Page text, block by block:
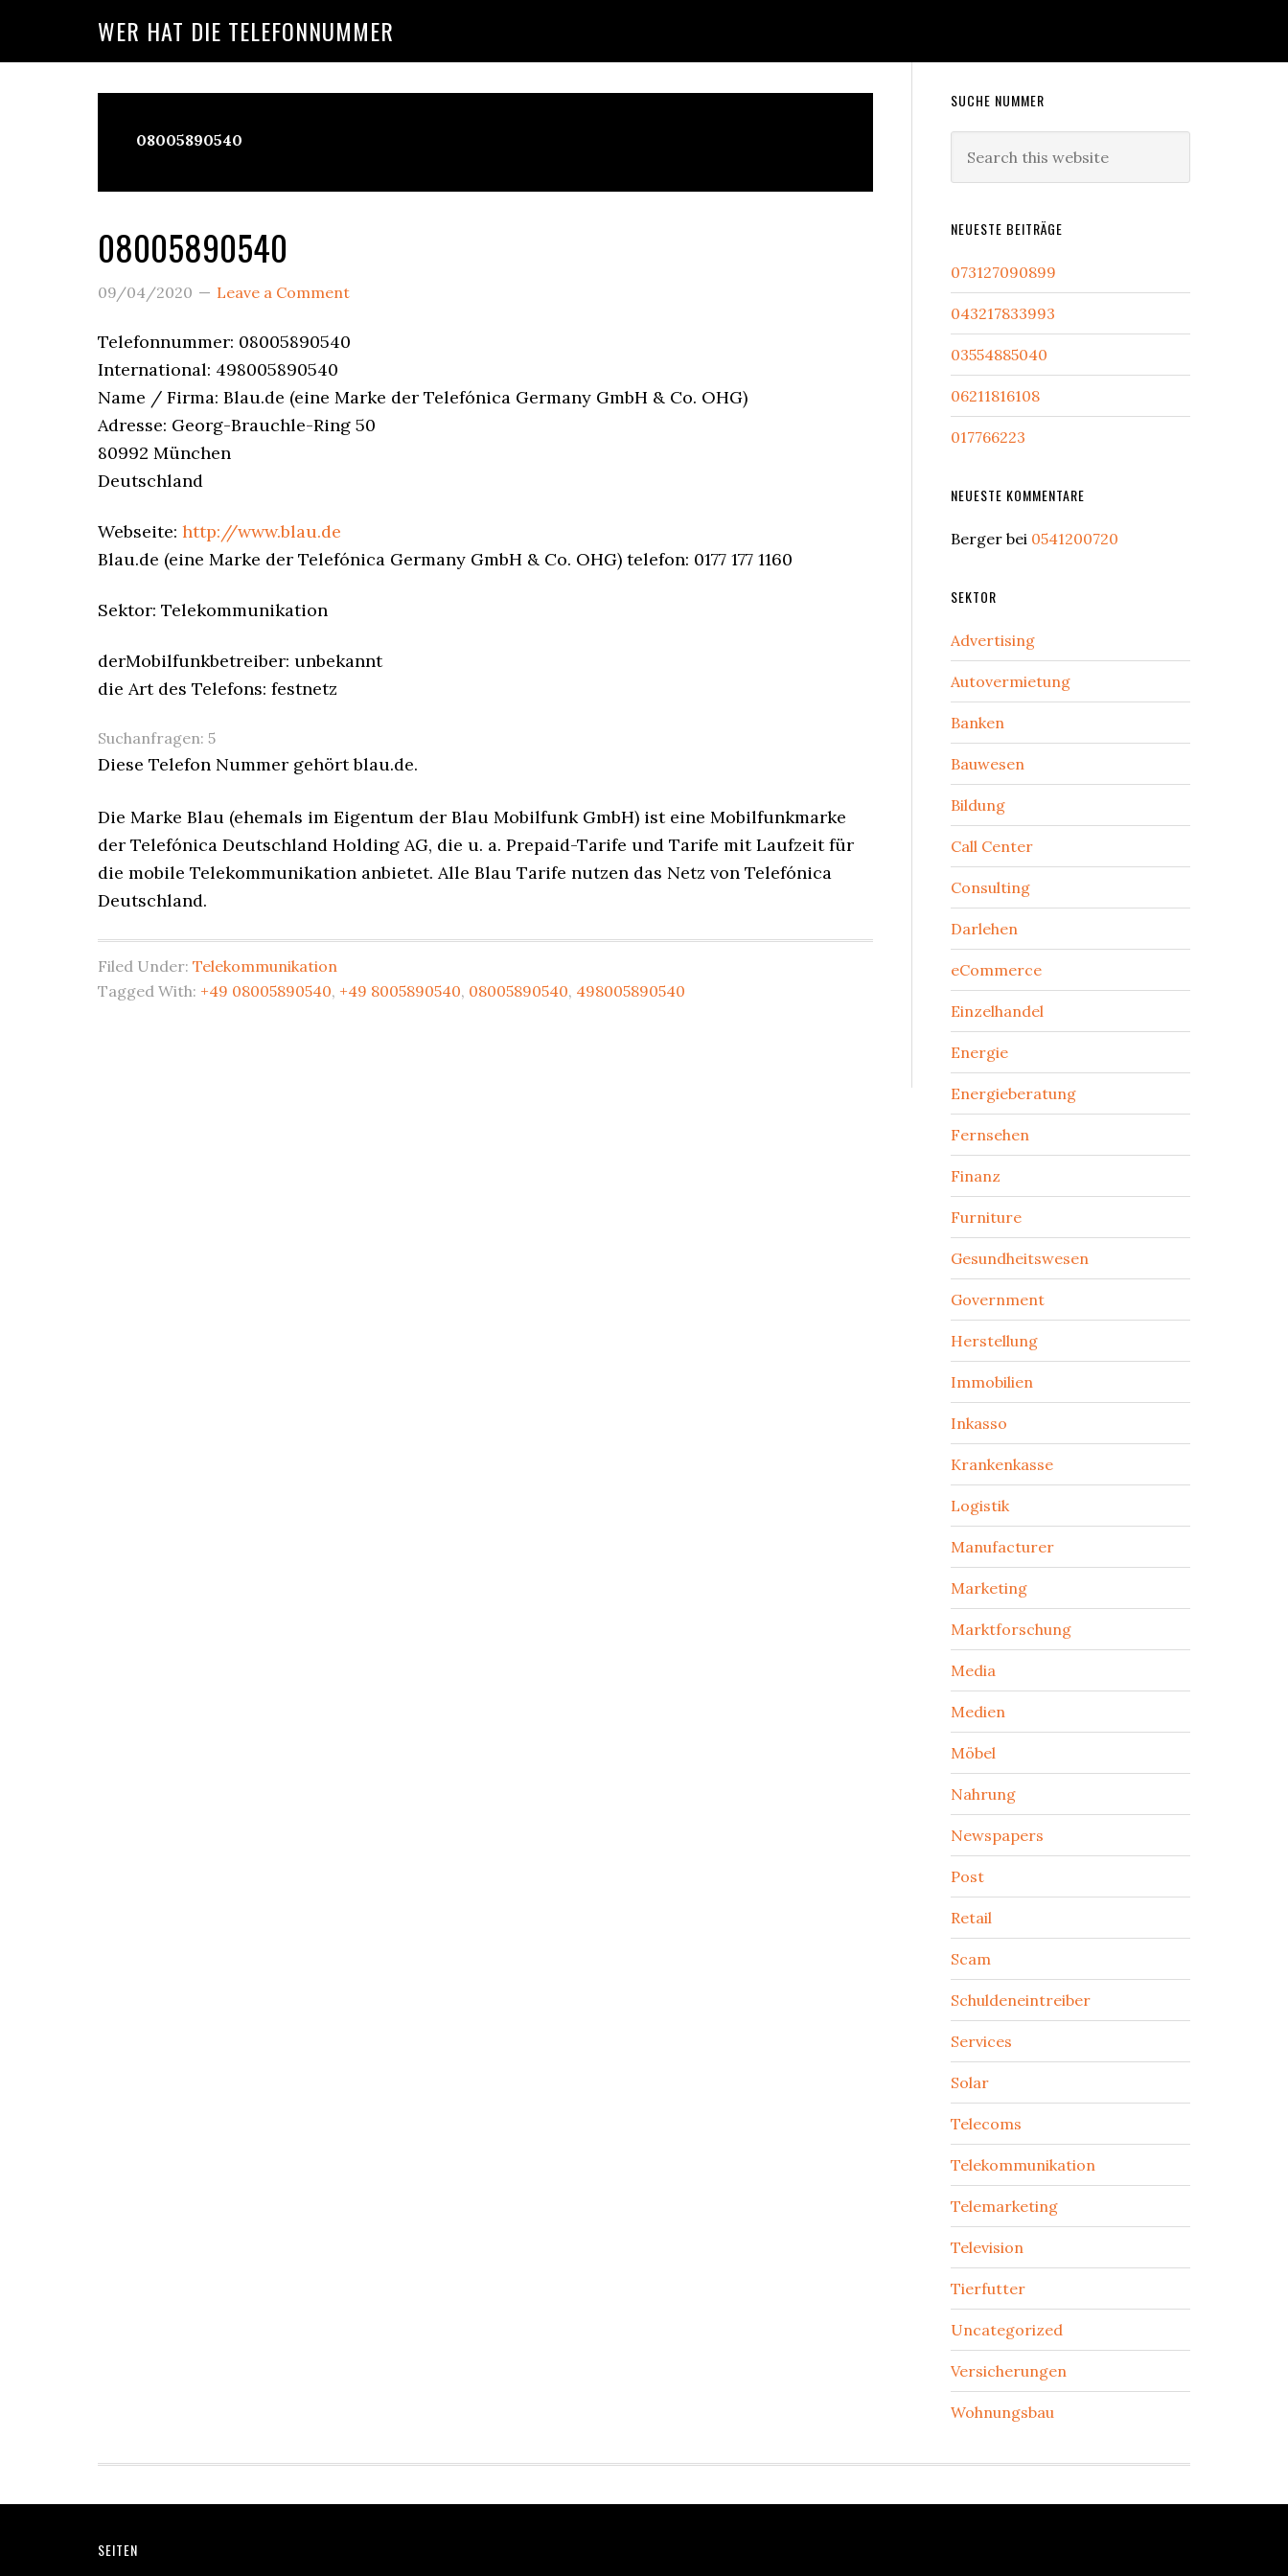
WER HAT DIE TELEFONNUMMER
Wer
Ruft
An?
08005890540
08005890540
09/04/2020 Leave a Comment
Telefonnummer: 08005890540
International: 498005890540
Name / Firma: Blau.de (eine Marke der Telefónica Germany GmbH & Co. OHG)
Adresse: Georg-Brauchle-Ring 50
80992 München
Deutschland
Webseite: http://www.blau.de
Blau.de (eine Marke der Telefónica Germany GmbH & Co. OHG) telefon: 0177 177 1160
Sektor: Telekommunikation
derMobilfunkbetreiber: unbekannt
die Art des Telefons: festnetz
Suchanfragen: 5
Diese Telefon Nummer gehört blau.de.
Die Marke Blau (ehemals im Eigentum der Blau Mobilfunk GmbH) ist eine Mobilfunkmarke
der Telefónica Deutschland Holding AG, die u. a. Prepaid-Tarife und Tarife mit Laufzeit für
die mobile Telekommunikation anbietet. Alle Blau Tarife nutzen das Netz von Telefónica
Deutschland.
Filed Under: Telekommunikation
Tagged With: +49 08005890540, +49 8005890540, 08005890540, 498005890540
Primary
Sidebar
SUCHE NUMMER
this
NEUESTE BEITRÄGE
073127090899
043217833993
03554885040
06211816108
017766223
NEUESTE KOMMENTARE
Berger bei 0541200720
SEKTOR
Advertising
Autovermietung
Banken
Bauwesen
Bildung
Call Center
Consulting
Darlehen
eCommerce
Einzelhandel
Energie
Energieberatung
Fernsehen
Finanz
Furniture
Gesundheitswesen
Government
Herstellung
Immobilien
Inkasso
Krankenkasse
Logistik
Manufacturer
Marketing
Marktforschung
Media
Medien
Möbel
Nahrung
Newspapers
Post
Retail
Scam
Schuldeneintreiber
Services
Solar
Telecoms
Telekommunikation
Telemarketing
Television
Tierfutter
Uncategorized
Versicherungen
Wohnungsbau
SEITEN